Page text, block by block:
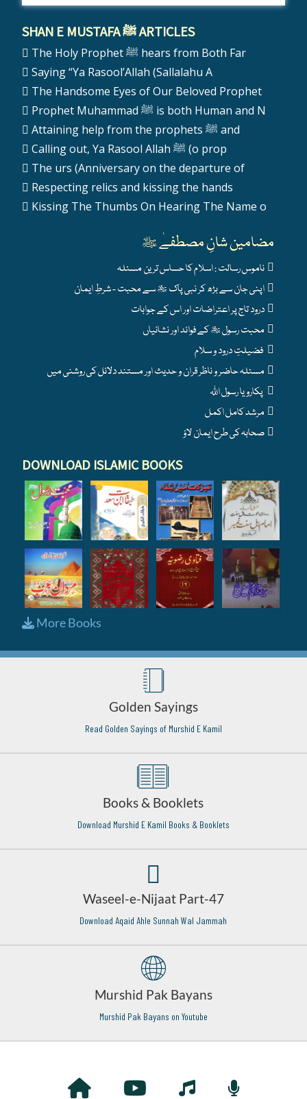
SHAN E MUSTAFA ﷺ ARTICLES
The Holy Prophet ﷺ hears from Both Far
Saying “Ya Rasool’Allah (Sallalahu A
The Handsome Eyes of Our Beloved Prophet
Prophet Muhammad ﷺ is both Human and N
Attaining help from the prophets ﷺ and
Calling out, Ya Rasool Allah ﷺ (o prop
The urs (Anniversary on the departure of
Respecting relics and kissing the hands
Kissing The Thumbs On Hearing The Name o
مضامین شانِ مصطفےٰ ﷺ
DOWNLOAD ISLAMIC BOOKS
More Books
Golden Sayings
Read Golden Sayings of Murshid E Kamil
Books & Booklets
Download Murshid E Kamil Books & Booklets
Waseel-e-Nijaat Part-47
Download Aqaid Ahle Sunnah Wal Jammah
Murshid Pak Bayans
Murshid Pak Bayans on Youtube